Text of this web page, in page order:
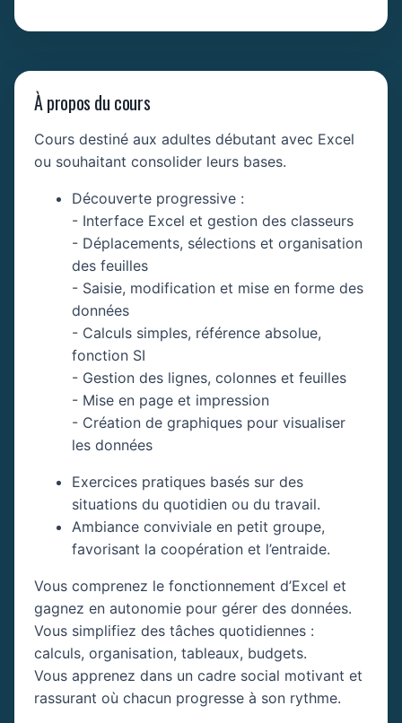
À propos du cours
Cours destiné aux adultes débutant avec Excel
ou souhaitant consolider leurs bases.
Découverte progressive :
- Interface Excel et gestion des classeurs
- Déplacements, sélections et organisation
des feuilles
- Saisie, modification et mise en forme des
données
- Calculs simples, référence absolue,
fonction SI
- Gestion des lignes, colonnes et feuilles
- Mise en page et impression
- Création de graphiques pour visualiser
les données
Exercices pratiques basés sur des
situations du quotidien ou du travail.
Ambiance conviviale en petit groupe,
favorisant la coopération et l’entraide.
Vous comprenez le fonctionnement d’Excel et
gagnez en autonomie pour gérer des données.
Vous simplifiez des tâches quotidiennes :
calculs, organisation, tableaux, budgets.
Vous apprenez dans un cadre social motivant et
rassurant où chacun progresse à son rythme.